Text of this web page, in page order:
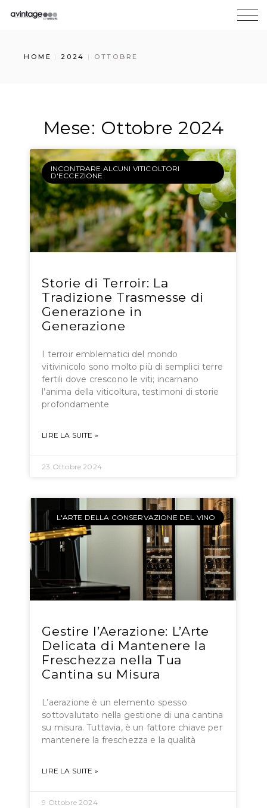
HOME 2024 OTTOBRE
Mese: Ottobre 2024
INCONTRARE ALCUNI VITICOLTORI
D'ECCEZIONE
Storie di Terroir: La
Tradizione Trasmesse di
Generazione in
Generazione
I terroir emblematici del mondo
vitivinicolo sono molto più di semplici terre
fertili dove crescono le viti; incarnano
l’anima della viticoltura, testimoni di storie
profondamente
LIRE LA SUITE »
23 Ottobre 2024
L'ARTE DELLA CONSERVAZIONE DEL VINO
Gestire l’Aerazione: L’Arte
Delicata di Mantenere la
Freschezza nella Tua
Cantina su Misura
L’aerazione è un elemento spesso
sottovalutato nella gestione di una cantina
su misura. Tuttavia, è un fattore chiave per
mantenere la freschezza e la qualità
LIRE LA SUITE »
9 Ottobre 2024